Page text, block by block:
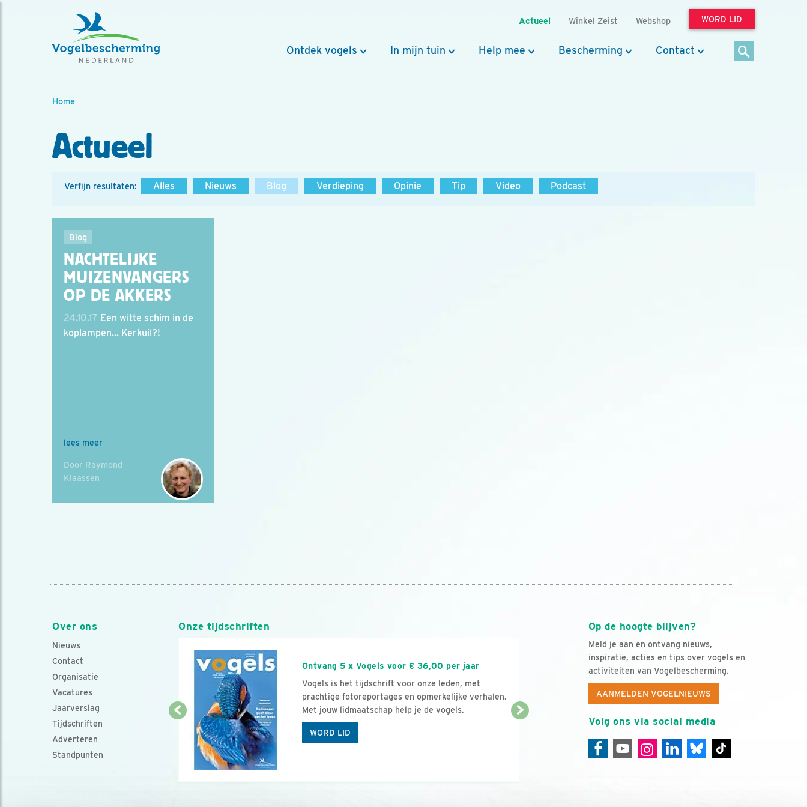
Actueel Winkel Zeist Webshop WORD LID
Ontdek vogels In mijn tuin Help mee Bescherming Contact
Home
Actueel
Verfijn resultaten: Alles Nieuws Blog Verdieping Opinie Tip Video Podcast
Blog
NACHTELIJKE
MUIZENVANGERS
OP DE AKKERS
24.10.17 Een witte schim in de
koplampen... Kerkuil?!
lees meer
Door Raymond
Klaassen
Over ons
Nieuws
Contact
Organisatie
Vacatures
Jaarverslag
Tijdschriften
Adverteren
Standpunten
Op de hoogte blijven?
Meld je aan en ontvang nieuws,
inspiratie, acties en tips over vogels en
activiteiten van Vogelbescherming.
AANMELDEN VOGELNIEUWS
Volg ons via social media
Onze tijdschriften
Ontvang 5 x Vogels voor € 36,00 per jaar
Vogels is het tijdschrift voor onze leden, met
prachtige fotoreportages en opmerkelijke verhalen.
Met jouw lidmaatschap help je de vogels.
WORD LID